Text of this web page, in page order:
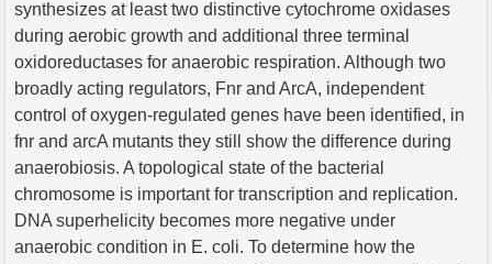
synthesizes at least two distinctive cytochrome oxidases
during aerobic growth and additional three terminal
oxidoreductases for anaerobic respiration. Although two
broadly acting regulators, Fnr and ArcA, independent
control of oxygen-regulated genes have been identified, in
fnr and arcA mutants they still show the difference during
anaerobiosis. A topological state of the bacterial
chromosome is important for transcription and replication.
DNA superhelicity becomes more negative under
anaerobic condition in E. coli. To determine how the